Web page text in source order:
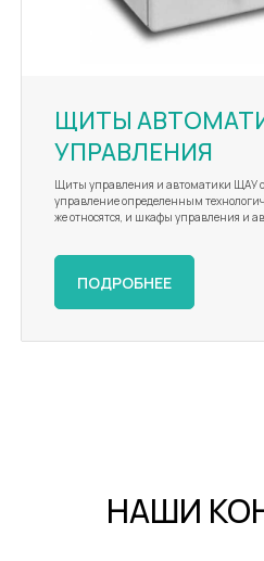
ЩИТЫ
УПРАВЛЕНИЯ
Щиты управления и автоматики ЩАУ
управление определенным
же относятся, и шкафы управления и
ПОДРОБНЕЕ
НАШИ